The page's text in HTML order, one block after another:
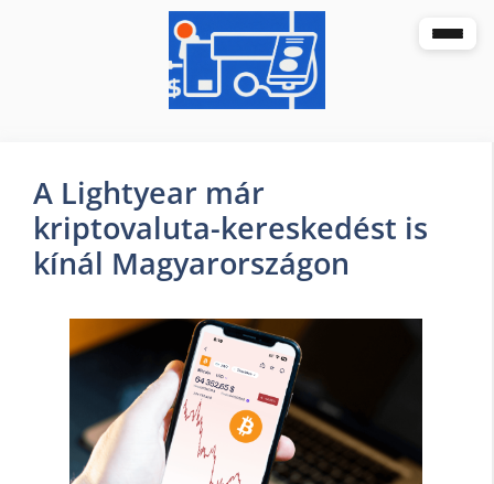
A Lightyear már
kriptovaluta-kereskedést is
kínál Magyarországon